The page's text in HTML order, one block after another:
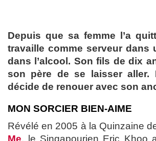
Depuis que sa femme l’a
travaille comme serveur
dans l’alcool. Son fils de dix
son père de se laisser aller.
décide de renouer avec son
MON SORCIER BIEN-AIME
Révélé en 2005 à la Quinzaine